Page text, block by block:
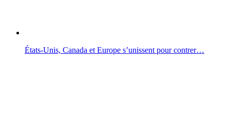
États-Unis, Canada et Europe s’unissent pour contrer…